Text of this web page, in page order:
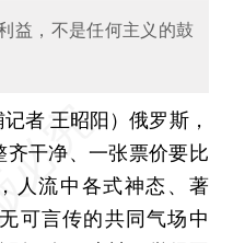
益，不是任何主义的鼓
记者 王昭阳）俄罗斯，
干净、一张票价要比
人流中各式神态、著
可言传的共同气场中